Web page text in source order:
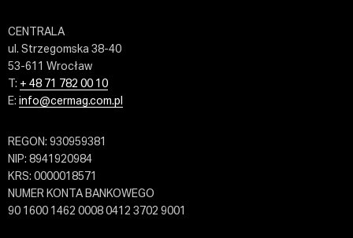
CENTRALA
ul. Strzegomska 38-40
53-611 Wrocław
T: + 48 71 782 00 10
E: info@cermag.com.pl
REGON: 930959381
NIP: 8941920984
KRS: 0000018571
NUMER KONTA BANKOWEGO
90 1600 1462 0008 0412 3702 9001